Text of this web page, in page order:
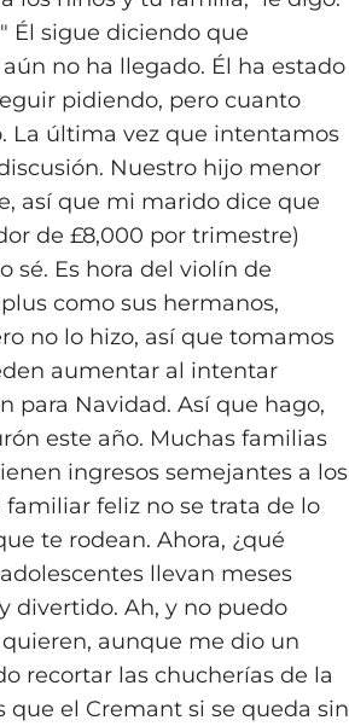
Él sigue diciendo que
no ha llegado. Él ha estado
pidiendo, pero cuanto
La última vez que intentamos
Nuestro hijo menor
así que mi marido dice que
de £8,000 por trimestre)
sé. Es hora del violín de
como sus hermanos,
no lo hizo, así que tomamos
aumentar al intentar
para Navidad. Así que hago,
este año. Muchas familias
ingresos semejantes a los
feliz no se trata de lo
te rodean. Ahora, ¿qué
llevan meses
divertido. Ah, y no puedo
aunque me dio un
recortar las chucherías de la
el Cremant si se queda sin